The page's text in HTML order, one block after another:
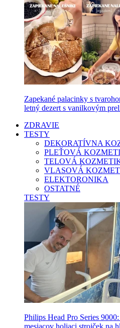
Zapekané palacinky s
letný dezert s vanilkovým
ZDRAVIE
TESTY
DEKORATÍVNA
PLEŤOVÁ
TELOVÁ
VLASOVÁ
ELEKTORONIKA
OSTATNÉ
TESTY
Philips Head Pro Series
mesiacov holiaci strojček na